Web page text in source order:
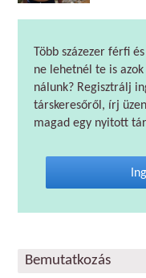
Több százezer férfi
ne lehetnél te is
nálunk? Regisztrálj
társkeresőről, írj
magad egy nyitott
Bemutatkozás